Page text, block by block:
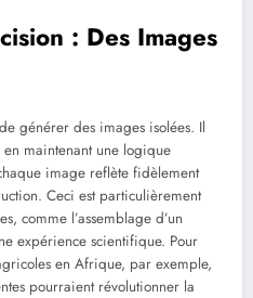
: Des Images
générer des images isolées. Il
maintenant une logique
image reflète fidèlement
Ceci est particulièrement
comme l’assemblage d’un
expérience scientifique. Pour
en Afrique, par exemple,
pourraient révolutionner la